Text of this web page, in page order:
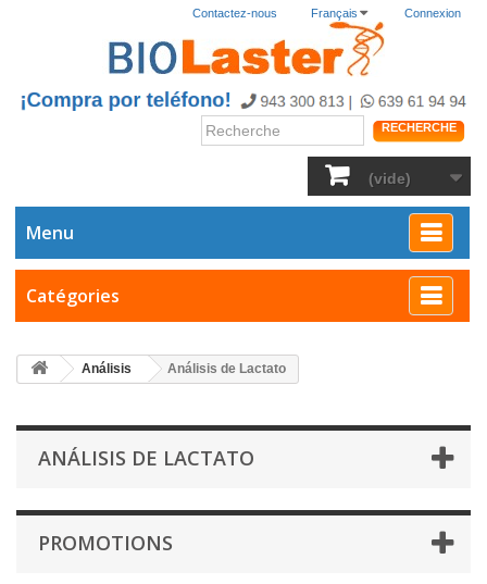
Connexion
Français
Contactez-nous
RECHERCHE
(vide)
Menu
Catégories
Análisis Análisis de Lactato
ANÁLISIS DE LACTATO
PROMOTIONS